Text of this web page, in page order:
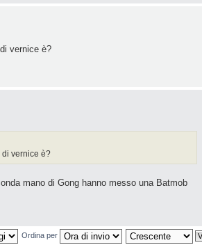
vernice è?
di vernice è?
mano di Gong hanno messo una Batmob
Ordina per